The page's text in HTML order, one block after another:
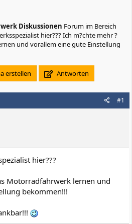
Diskussionen Forum im Bereich
hier??? Ich m?chte mehr ?
und vorallem eine gute Einstellung
erstellen Antworten
#1
hier???
Motorradfahrwerk lernen und
bekommen!!!